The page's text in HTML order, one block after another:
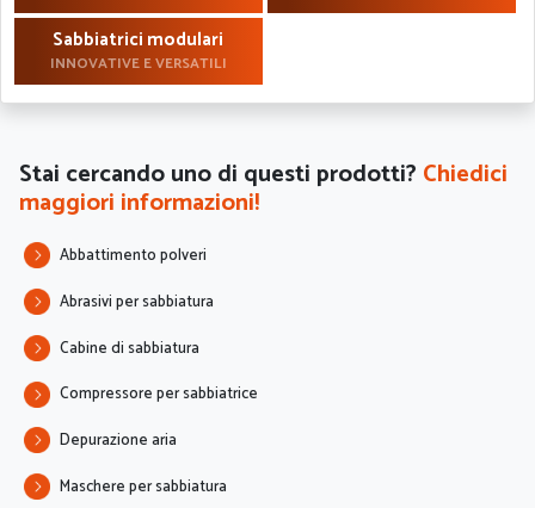
Sabbiatrici modulari
INNOVATIVE E VERSATILI
Stai cercando uno di questi prodotti? Chiedici
maggiori informazioni!
Abbattimento polveri
Abrasivi per sabbiatura
Cabine di sabbiatura
Compressore per sabbiatrice
Depurazione aria
Maschere per sabbiatura